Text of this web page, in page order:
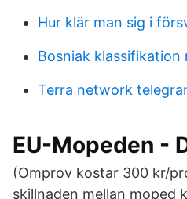
Hur klär man sig i
Bosniak klassifikation
Terra network
EU-Mopeden -
(Omprov kostar 300 kr/
skillnaden mellan moped